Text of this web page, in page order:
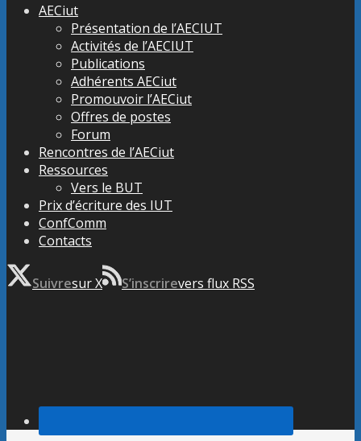
AECiut
Présentation de l’AECIUT
Activités de l’AECIUT
Publications
Adhérents AECiut
Promouvoir l’AECiut
Offres de postes
Forum
Rencontres de l’AECiut
Ressources
Vers le BUT
Prix d’écriture des IUT
ConfComm
Contacts
Suivresur X S’inscrirevers flux RSS